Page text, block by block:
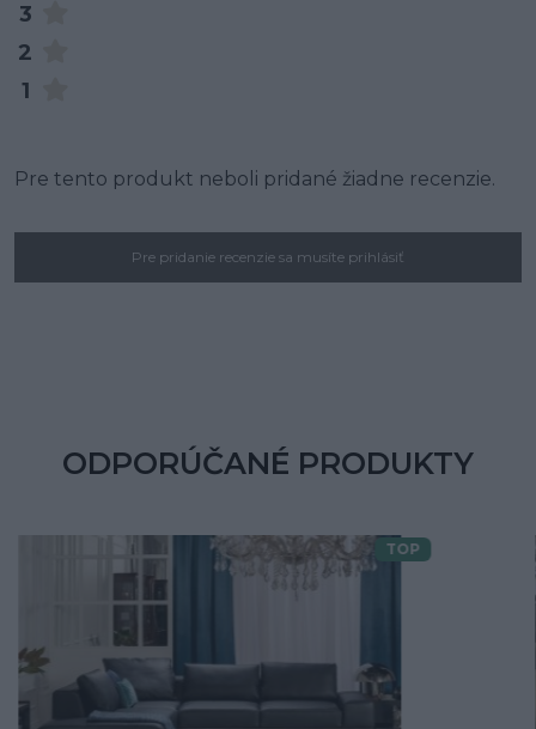
3
2
1
Pre tento produkt neboli pridané žiadne recenzie.
Pre pridanie recenzie sa musíte prihlásiť
ODPORÚČANÉ PRODUKTY
TOP
Doprava zdarma